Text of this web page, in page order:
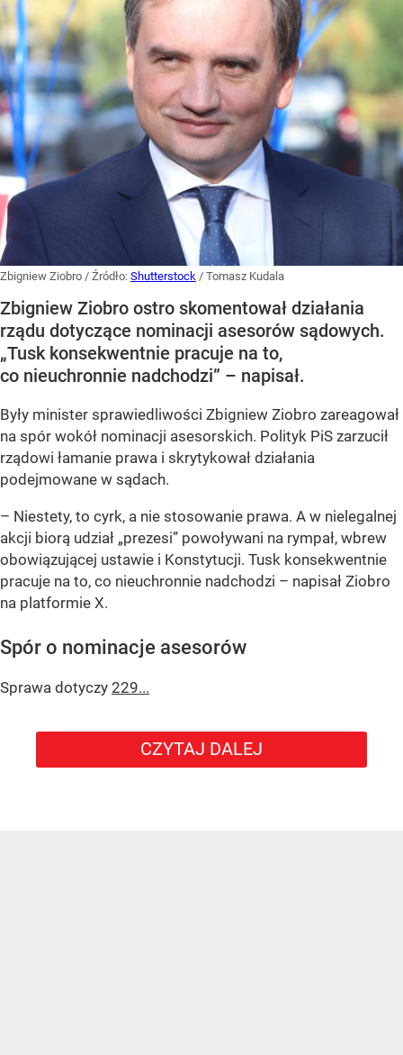
Zbigniew Ziobro / Źródło: Shutterstock / Tomasz Kudala
Zbigniew Ziobro ostro skomentował działania
rządu dotyczące nominacji asesorów sądowych.
„Tusk konsekwentnie pracuje na to,
co nieuchronnie nadchodzi” – napisał.
Były minister sprawiedliwości Zbigniew Ziobro zareagował
na spór wokół nominacji asesorskich. Polityk PiS zarzucił
rządowi łamanie prawa i skrytykował działania
podejmowane w sądach.
– Niestety, to cyrk, a nie stosowanie prawa. A w nielegalnej
akcji biorą udział „prezesi” powoływani na rympał, wbrew
obowiązującej ustawie i Konstytucji. Tusk konsekwentnie
pracuje na to, co nieuchronnie nadchodzi – napisał Ziobro
na platformie X.
Spór o nominacje asesorów
Sprawa dotyczy 229...
CZYTAJ DALEJ